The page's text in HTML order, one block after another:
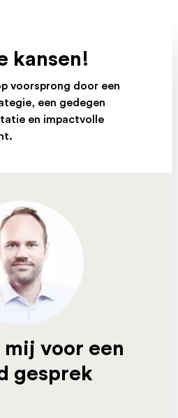
kansen!
voorsprong door een
een gedegen
en impactvolle
mij voor een
gesprek